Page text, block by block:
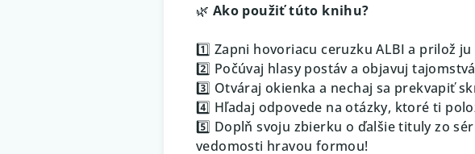
🌿 Ako použiť túto knihu?
1️⃣ Zapni hovoriacu ceruzku ALBI a prilož
2️⃣ Počúvaj hlasy postáv a objavuj
3️⃣ Otváraj okienka a nechaj sa prekvapiť
4️⃣ Hľadaj odpovede na otázky, ktoré ti
5️⃣ Doplň svoju zbierku o ďalšie tituly zo
vedomosti hravou formou!